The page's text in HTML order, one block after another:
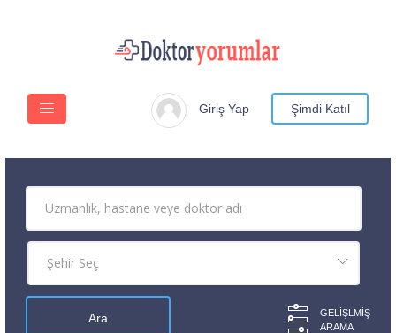
Giriş Yap Şimdi Katıl
GELIŞLMIŞ
ARAMA